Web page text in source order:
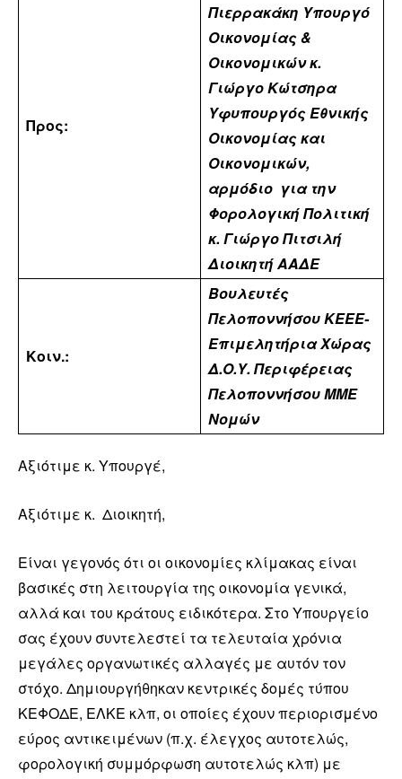
Προς:
Πιερρακάκη Υπουργό
Οικονομίας &
Οικονομικώνκ.
Γιώργο Κώτσηρα
Υφυπουργός Εθνικής
Οικονομίας και
Οικονομικών,
αρμόδιο για την
Φορολογική Πολιτική
κ. Γιώργο Πιτσιλή
Διοικητή ΑΑΔΕ
Κοιν.:
Βουλευτές
Πελοποννήσου ΚΕΕΕ-
Επιμελητήρια Χώρας
Δ.Ο.Υ. Περιφέρειας
Πελοποννήσου ΜΜΕ
Νομών
Αξιότιμε κ. Υπουργέ,
Αξιότιμε κ. Διοικητή,
Είναι γεγονός ότι οι οικονομίες κλίμακας είναι
βασικές στη λειτουργία της οικονομία γενικά,
αλλά και του κράτους ειδικότερα. Στο Υπουργείο
σας έχουν συντελεστεί τα τελευταία χρόνια
μεγάλες οργανωτικές αλλαγές με αυτόν τον
στόχο. Δημιουργήθηκαν κεντρικές δομές τύπου
ΚΕΦΟΔΕ, ΕΛΚΕ κλπ, οι οποίες έχουν περιορισμένο
εύρος αντικειμένων (π.χ. έλεγχος αυτοτελώς,
φορολογική συμμόρφωση αυτοτελώς κλπ) με